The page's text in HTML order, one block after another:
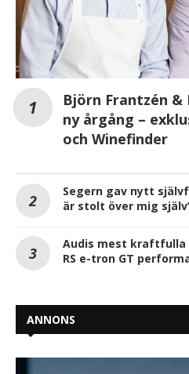
Björn Frantzén &
ny årgång –
och Winefinder
Segern gav nytt
är stolt över mig
Audis mest kraftfulla
RS e-tron GT
ANNONS